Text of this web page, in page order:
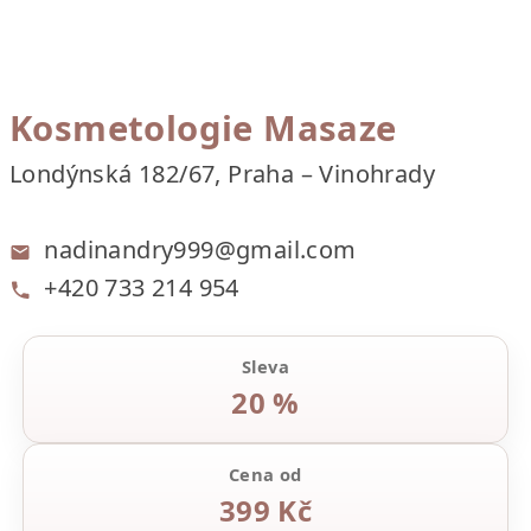
Kosmetologie Masaze
Londýnská 182/67, Praha – Vinohrady
nadinandry999@gmail.com
+420 733 214 954
Sleva
20 %
Cena od
399 Kč